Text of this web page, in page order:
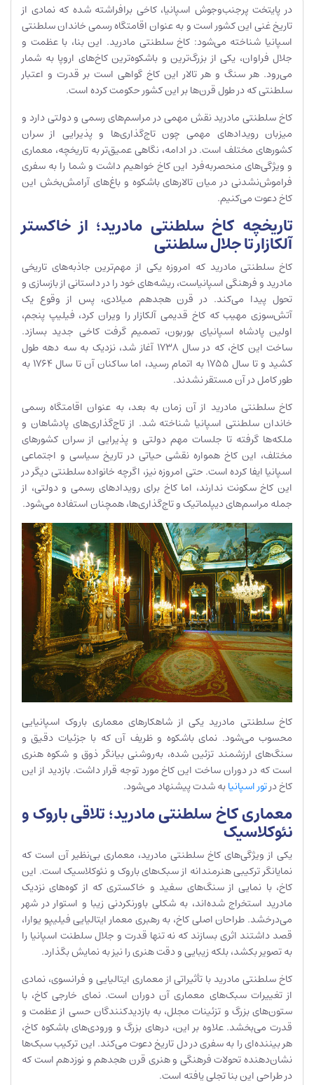
در پایتخت پرجنب‌وجوش اسپانیا، کاخی برافراشته شده که نمادی از
تاریخ غنی این کشور است و به عنوان اقامتگاه رسمی خاندان سلطنتی
اسپانیا شناخته می‌شود: کاخ سلطنتی مادرید. این بنا، با عظمت و
جلال فراوان، یکی از بزرگ‌ترین و باشکوه‌ترین کاخ‌های اروپا به شمار
می‌رود. هر سنگ و هر تالار این کاخ گواهی است بر قدرت و اعتبار
سلطنتی که در طول قرن‌ها بر این کشور حکومت کرده است.
کاخ سلطنتی مادرید نقش مهمی در مراسم‌های رسمی و دولتی دارد و
میزبان رویدادهای مهمی چون تاج‌گذاری‌ها و پذیرایی از سران
کشورهای مختلف است. در ادامه، نگاهی عمیق‌تر به تاریخچه، معماری
و ویژگی‌های منحصربه‌فرد این کاخ خواهیم داشت و شما را به سفری
فراموش‌نشدنی در میان تالارهای باشکوه و باغ‌های آرامش‌بخش این
کاخ دعوت می‌کنیم.
تاریخچه کاخ سلطنتی مادرید؛ از خاکستر
آلکازار تا جلال سلطنتی
کاخ سلطنتی مادرید که امروزه یکی از مهم‌ترین جاذبه‌های تاریخی
مادرید و فرهنگی اسپانیاست، ریشه‌های خود را در داستانی از بازسازی و
تحول پیدا می‌کند. در قرن هجدهم میلادی، پس از وقوع یک
آتش‌سوزی مهیب که کاخ قدیمی آلکازار را ویران کرد، فیلیپ پنجم،
اولین پادشاه اسپانیای بوربون، تصمیم گرفت کاخی جدید بسازد.
ساخت این کاخ، که در سال ۱۷۳۸ آغاز شد، نزدیک به سه دهه طول
کشید و تا سال ۱۷۵۵ به اتمام رسید، اما ساکنان آن تا سال ۱۷۶۴ به
طور کامل در آن مستقر نشدند.
کاخ سلطنتی مادرید از آن زمان به بعد، به عنوان اقامتگاه رسمی
خاندان سلطنتی اسپانیا شناخته شد. از تاج‌گذاری‌های پادشاهان و
ملکه‌ها گرفته تا جلسات مهم دولتی و پذیرایی از سران کشورهای
مختلف، این کاخ همواره نقشی حیاتی در تاریخ سیاسی و اجتماعی
اسپانیا ایفا کرده است. حتی امروزه نیز، اگرچه خانواده سلطنتی دیگر در
این کاخ سکونت ندارند، اما کاخ برای رویدادهای رسمی و دولتی، از
جمله مراسم‌های دیپلماتیک و تاج‌گذاری‌ها، همچنان استفاده می‌شود.
کاخ سلطنتی مادرید یکی از شاهکارهای معماری باروک اسپانیایی
محسوب می‌شود. نمای باشکوه و ظریف آن که با جزئیات دقیق و
سنگ‌های ارزشمند تزئین شده، به‌روشنی بیانگر ذوق و شکوه هنری
است که در دوران ساخت این کاخ مورد توجه قرار داشت. بازدید از این
کاخ درتور اسپانیابه شدت پیشنهاد می‌شود.
معماری کاخ سلطنتی مادرید؛ تلاقی باروک و
نئوکلاسیک
یکی از ویژگی‌های کاخ سلطنتی مادرید، معماری بی‌نظیر آن است که
نمایانگر ترکیبی هنرمندانه از سبک‌های باروک و نئوکلاسیک است. این
کاخ، با نمایی از سنگ‌های سفید و خاکستری که از کوه‌های نزدیک
مادرید استخراج شده‌اند، به شکلی باورنکردنی زیبا و استوار در شهر
می‌درخشد. طراحان اصلی کاخ، به رهبری معمار ایتالیایی فیلیپو یوارا،
قصد داشتند اثری بسازند که نه تنها قدرت و جلال سلطنت اسپانیا را
به تصویر بکشد، بلکه زیبایی و دقت هنری را نیز به نمایش بگذارد.
کاخ سلطنتی مادرید با تأثیراتی از معماری ایتالیایی و فرانسوی، نمادی
از تغییرات سبک‌های معماری آن دوران است. نمای خارجی کاخ، با
ستون‌های بزرگ و تزئینات مجلل، به بازدیدکنندگان حسی از عظمت و
قدرت می‌بخشد. علاوه بر این، درهای بزرگ و ورودی‌های باشکوه کاخ،
هر بیننده‌ای را به سفری در دل تاریخ دعوت می‌کند. این ترکیب سبک‌ها
نشان‌دهنده تحولات فرهنگی و هنری قرن هجدهم و نوزدهم است که
در طراحی این بنا تجلی یافته است.